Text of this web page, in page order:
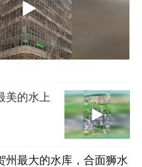
美的水上
州最大的水库，合面狮水